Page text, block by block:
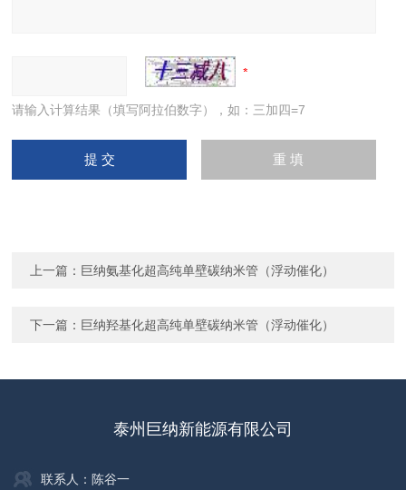
请输入计算结果（填写阿拉伯数字），如：三加四=7
上一篇： 巨纳氨基化超高纯单壁碳纳米管（浮动催化）
下一篇： 巨纳羟基化超高纯单壁碳纳米管（浮动催化）
泰州巨纳新能源有限公司
联系人：陈谷一